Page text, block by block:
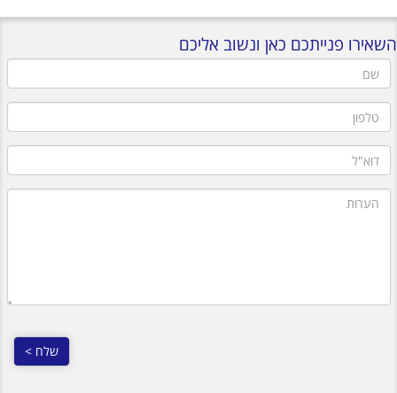
השאירו פנייתכם כאן ונשוב אליכם
שם
טלפון
דוא"ל
הערות